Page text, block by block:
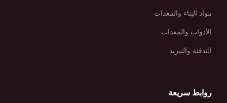
مواد البناء والمعدات
الأدوات والمعدات
التدفئة والتبريد
روابط سريعة